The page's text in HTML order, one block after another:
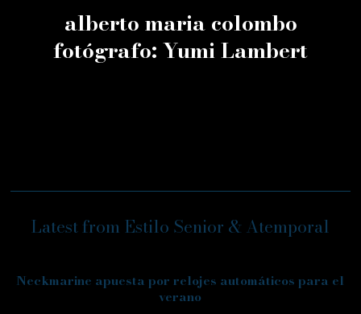
alberto maria colombo
fotógrafo: Yumi Lambert
Latest from Estilo Senior & Atemporal
Neckmarine apuesta por relojes automáticos para el
verano